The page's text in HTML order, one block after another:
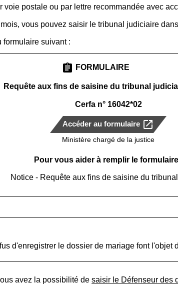
postale ou par lettre recommandée avec
vous pouvez saisir le tribunal judiciaire
formulaire suivant :
assignment FORMULAIRE
Requête aux fins de saisine du tribunal
Cerfa n° 16042*02
Accéder au formulaire open_in_new
Ministère chargé de la justice
Pour vous aider à remplir le
Notice - Requête aux fins de saisine du
d'enregistrer le dossier de mariage font l'objet
avez la possibilité desaisir le Défenseur des